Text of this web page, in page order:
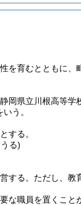
を育むとともに
岡県立川根高等学
う。
する。
る)
する。 ただし、教
な職員を置くこと